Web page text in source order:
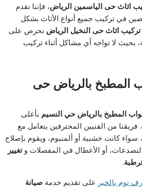
اثاث حى الياسمين الرياض، فإننا نقدم
في تركيب جميع أنواع الأثاث بشكل
اثاث حى النخيل الرياض نحرص على
بحيث لا تواجه أي مشاكل أثناء تركيب
المطبخ بالرياض حى
المطبخ بالرياض حي النسيم بأعلى
من الفنيين المحترفين يتعامل مع
سواء كانت خشبية أو ألمنيوم، ويقوم بإصلاح
أو الأعطال في المفصلات وتغيير
.
نوم بالخبر على تقديم خدمةصيانة